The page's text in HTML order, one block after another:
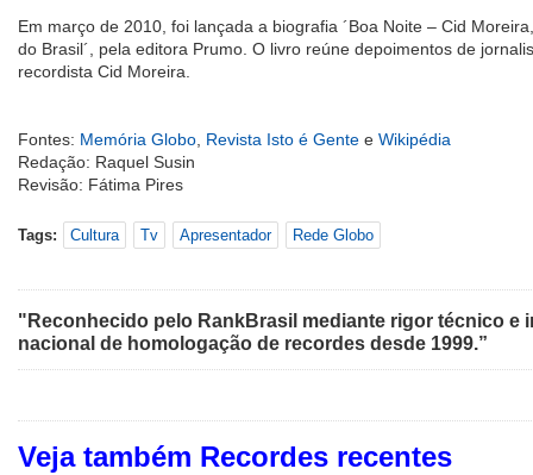
Em março de 2010, foi lançada a biografia ´Boa Noite – Cid
do Brasil´, pela editora Prumo. O livro reúne depoimentos de
recordista Cid Moreira.
Fontes: Memória Globo Revista Isto é Gente e Wikipédia
Redação: Raquel Susin
Revisão: Fátima Pires
Tags: Cultura Tv Apresentador Rede Globo
"Reconhecido pelo RankBrasil mediante rigor técnico e
nacional de homologação de recordes desde 1999.”
Veja também Recordes recentes